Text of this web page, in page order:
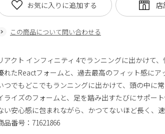
この商品について問い合わせる
お気に入りに追加する
アクト インフィニティ 4でランニングに出かけて
れたReactフォームと、過去最高のフィット感にア
つでもどこでもランニングに出かけて、頭の中に
ライズのフォームと、足を踏み出すたびにサポー
い安心感に包まれながら、かつてないほど長く、
品番号：71621866